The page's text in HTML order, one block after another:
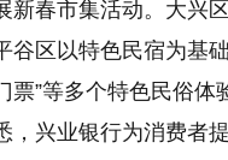
新春市集活动。大兴
谷区以特色民宿为基
票”等多个特色民俗体
，兴业银行为消费者